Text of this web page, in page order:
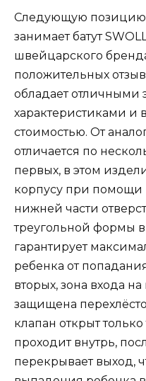
Следующую позицию
занимает батут
швейцарского
положительных
обладает отличными
характеристиками и
стоимостью. От
отличается по
первых, в этом
корпусу при помощи
нижней части
треугольной формы
гарантирует
ребенка от
вторых, зона входа
защищена
клапан открыт
проходит внутрь,
перекрывает выход,